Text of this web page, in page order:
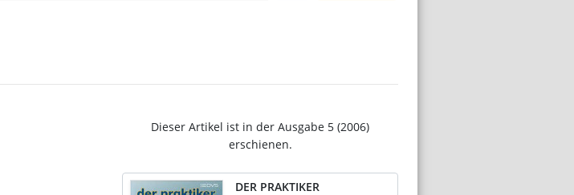
Dieser Artikel ist in der Ausgabe 5 (2006)
erschienen.
DER PRAKTIKER